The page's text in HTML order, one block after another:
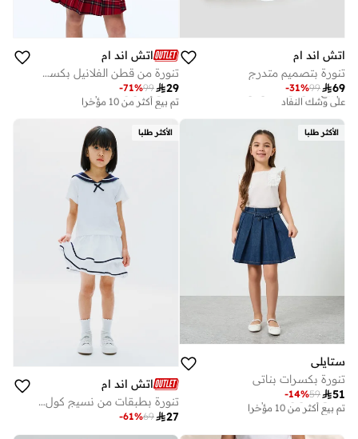
اتش اند ام
تنورة بتصميم متدرج
69
99
-31%
تم بيع أكثر من 20 مؤخرا
على وشك النفاد
تم بيع أكثر من 20 مؤخرا
على وشك النفاد
اتش اند ام
تنورة من قطن الفلانيل بكسرات
29
99
-71%
أفضل سعر لهذا العام
تم بيع أكثر من 10 مؤخرا
أفضل سعر لهذا العام
الأكثر طلبا
ستايلي
تنورة بكسرات بناتي
51
59
-14%
أفضل سعر لهذا العام
تم بيع أكثر من 10 مؤخرا
أفضل سعر لهذا العام
الأكثر طلبا
اتش اند ام
تنورة بطبقات من نسيج كول ماكس®
27
69
-61%